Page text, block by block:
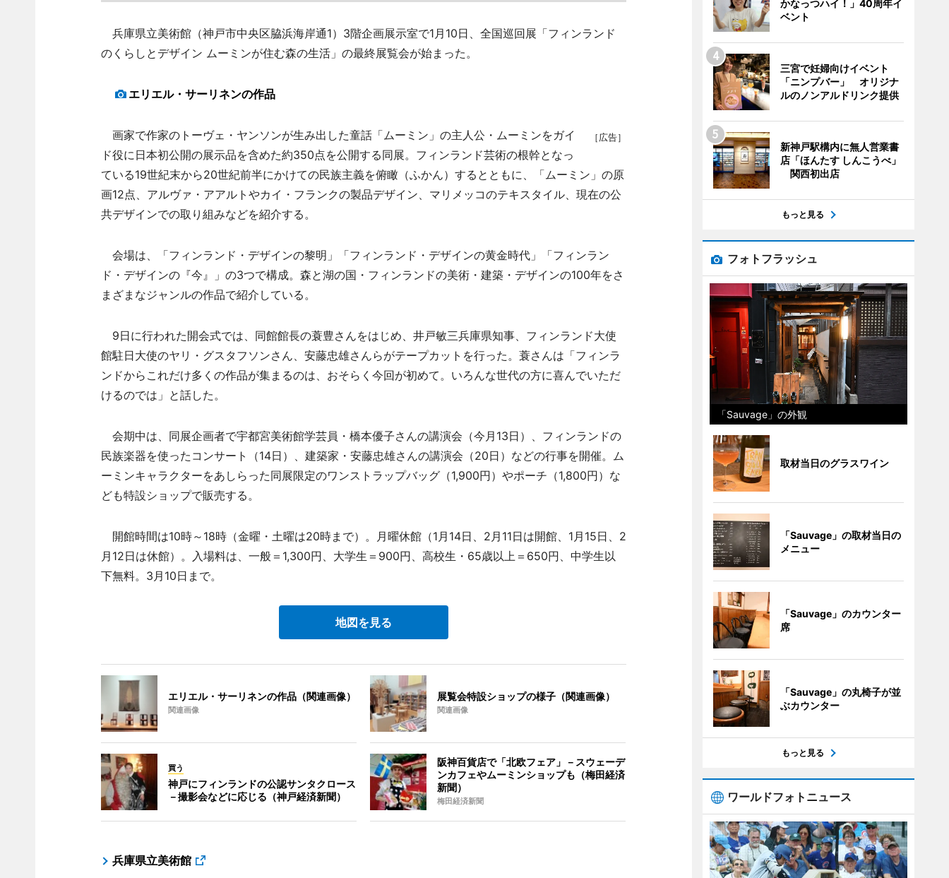
兵庫県立美術館（神戸市中央区脇浜海岸通1）3階企画展示室で1月10日、全国巡回展「フィンランド
のくらしとデザイン ムーミンが住む森の生活」の最終展覧会が始まった。
エリエル・サーリネンの作品
［広告］
画家で作家のトーヴェ・ヤンソンが生み出した童話「ムーミン」の主人公・ムーミンをガイ
ド役に日本初公開の展示品を含めた約350点を公開する同展。フィンランド芸術の根幹となっ
ている19世紀末から20世紀前半にかけての民族主義を俯瞰（ふかん）するとともに、「ムーミン」の原
画12点、アルヴァ・アアルトやカイ・フランクの製品デザイン、マリメッコのテキスタイル、現在の公
共デザインでの取り組みなどを紹介する。
会場は、「フィンランド・デザインの黎明」「フィンランド・デザインの黄金時代」「フィンラン
ド・デザインの『今』」の3つで構成。森と湖の国・フィンランドの美術・建築・デザインの100年をさ
まざまなジャンルの作品で紹介している。
9日に行われた開会式では、同館館長の蓑豊さんをはじめ、井戸敏三兵庫県知事、フィンランド大使
館駐日大使のヤリ・グスタフソンさん、安藤忠雄さんらがテープカットを行った。蓑さんは「フィンラ
ンドからこれだけ多くの作品が集まるのは、おそらく今回が初めて。いろんな世代の方に喜んでいただ
けるのでは」と話した。
会期中は、同展企画者で宇都宮美術館学芸員・橋本優子さんの講演会（今月13日）、フィンランドの
民族楽器を使ったコンサート（14日）、建築家・安藤忠雄さんの講演会（20日）などの行事を開催。ム
ーミンキャラクターをあしらった同展限定のワンストラップバッグ（1,900円）やポーチ（1,800円）な
ども特設ショップで販売する。
開館時間は10時～18時（金曜・土曜は20時まで）。月曜休館（1月14日、2月11日は開館、1月15日、2
月12日は休館）。入場料は、一般＝1,300円、大学生＝900円、高校生・65歳以上＝650円、中学生以
下無料。3月10日まで。
地図を見る
エリエル・サーリネンの作品（関連画像）
関連画像
展覧会特設ショップの様子（関連画像）
関連画像
買う
神戸にフィンランドの公認サンタクロース
－撮影会などに応じる（神戸経済新聞）
阪神百貨店で「北欧フェア」－スウェーデ
ンカフェやムーミンショップも（梅田経済
新聞）
梅田経済新聞
兵庫県立美術館
かなっつハイ！」40周年イ
ベント
三宮で妊婦向けイベント
「ニンプバー」 オリジナ
ルのノンアルドリンク提供
新神戸駅構内に無人営業書
店「ほんたす しんこうべ」
関西初出店
もっと見る
フォトフラッシュ
「Sauvage」の外観
取材当日のグラスワイン
「Sauvage」の取材当日の
メニュー
「Sauvage」のカウンター
席
「Sauvage」の丸椅子が並
ぶカウンター
もっと見る
ワールドフォトニュース